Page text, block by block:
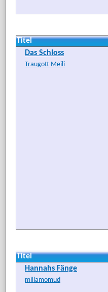
Titel
Das Schloss
Traugott Meili
Titel
Hannahs Fänge
millamomud